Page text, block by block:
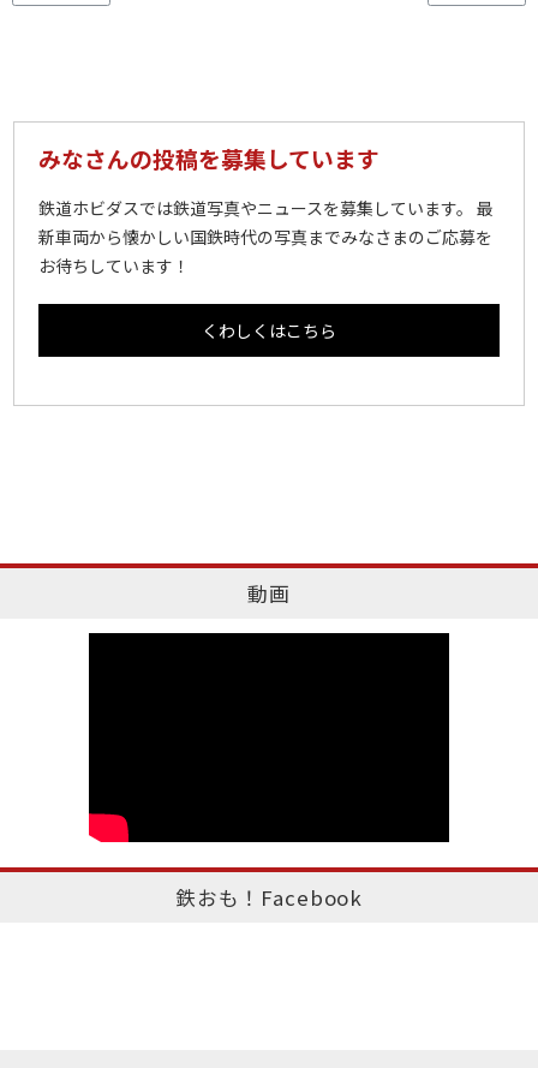
みなさんの投稿を募集しています
鉄道ホビダスでは鉄道写真やニュースを募集しています。 最
新車両から懐かしい国鉄時代の写真までみなさまのご応募を
お待ちしています！
くわしくはこちら
動画
鉄おも！Facebook